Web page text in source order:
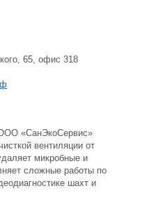
65, офис 318
«СанЭкоСервис»
вентиляции от
микробные и
сложные работы по
шахт и